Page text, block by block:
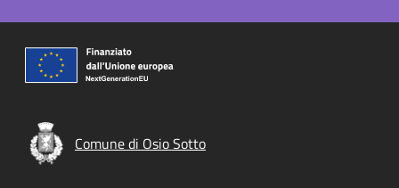
Comune di Osio Sotto